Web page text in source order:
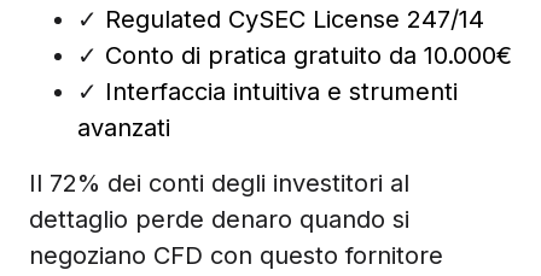
✓ Regulated CySEC License 247/14
✓ Conto di pratica gratuito da 10.000€
✓ Interfaccia intuitiva e strumenti
avanzati
Il 72% dei conti degli investitori al
dettaglio perde denaro quando si
negoziano CFD con questo fornitore